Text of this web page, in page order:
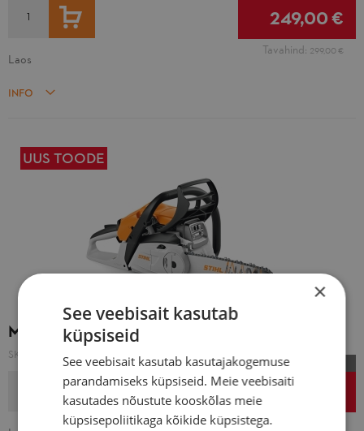
INFO
249,00 €
Tavahind: 299,00 €
LISA OSTUKORVI
Laos
UUS TOODE
MOOTORSAAG MS 172 C-BE
SKU: 11480113021
Hinnavõit: 50 €
299,00 €
Tavahind:
LISA OSTUKORVI
×
See veebisait kasutab
küpsiseid
See veebisait kasutab kasutajakogemuse
parandamiseks küpsiseid. Meie veebisaiti
kasutades nõustute kooskõlas meie
küpsisepoliitikaga kõikide küpsistega.